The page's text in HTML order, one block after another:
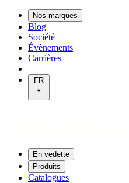
Nos marques
Blog
Société
Évènements
Carrières
|
FR
En vedette
Produits
Catalogues